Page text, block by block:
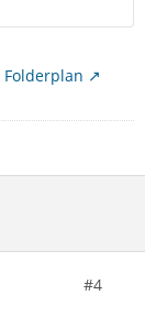
Folderplan
#4